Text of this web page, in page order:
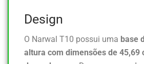
Design
O Narwal T10 possui uma base
altura com dimensões de ‎45,69